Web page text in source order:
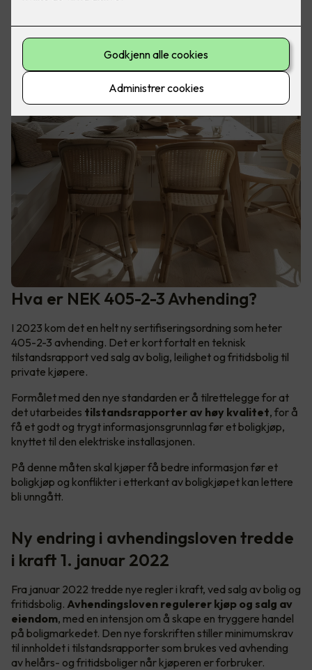
Hva er NEK 405-2-3 Avhending?
I 2023 kom det en helt ny sertifiseringsordning som heter
405-2-3 avhending. Det er kort fortalt en teknisk
tilstandsrapport ved salg av bolig, leilighet og fritidsbolig til
private kjøpere.
Formålet med den nye standarden er å tilrettelegge for at
det utarbeides tilstandsrapporter av høy kvalitet, for å
få et godt og trygt informasjonsgrunnlag før et boligkjøp,
knyttet til den elektriske installasjonen.
På denne måten skal kjøper få bedre informasjon før et
boligkjøp og konflikter i etterkant av boligkjøpet kan lettere
bli unngått.
Ny endring i avhendingsloven tredde
i kraft 1. januar 2022
Fra januar 2022 tredde nye regler i kraft, ved salg av bolig og
fritidsbolig. Avhendingsloven regulerer kjøp og salg av
eiendom, med en intensjon om å skape en tryggere handel
på boligmarkedet. Den nye forskriften stiller minimumskrav
til innholdet i tilstandsrapporter som brukes ved avhending
av helårs- og fritidsboliger når kjøperen er forbruker.